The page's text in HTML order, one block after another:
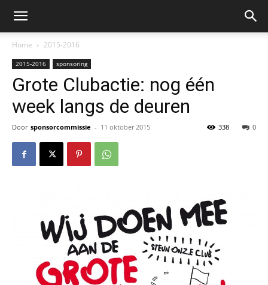
Home 2015-2016
2015-2016 sponsoring
Grote Clubactie: nog één
week langs de deuren
Door sponsorcommissie - 11 oktober 2015 0
338